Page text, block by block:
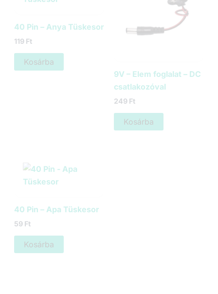
40 Pin – Anya Tüskesor
119 Ft
Kosárba
9V – Elem foglalat – DC
csatlakozóval
249 Ft
Kosárba
40 Pin – Apa Tüskesor
59 Ft
Kosárba